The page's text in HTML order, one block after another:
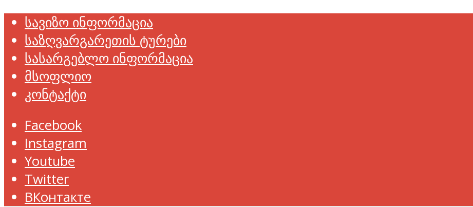
სავიზო ინფორმაცია
საზღვარგარეთის ტურები
სასარგებლო ინფორმაცია
მსოფლიო
კონტაქტი
Facebook
Instagram
Youtube
Twitter
ВКонтакте